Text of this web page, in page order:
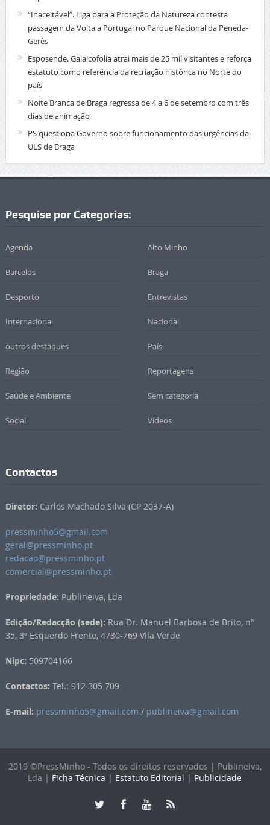
“Inaceitável”. Liga para a Proteção da Natureza contesta
passagem da Volta a Portugal no Parque Nacional da Peneda-
Gerês
Esposende. Galaicofolia atrai mais de 25 mil visitantes e reforça
estatuto como referência da recriação histórica no Norte do
país
Noite Branca de Braga regressa de 4 a 6 de setembro com três
dias de animação
PS questiona Governo sobre funcionamento das urgências da
ULS de Braga
Pesquise por Categorias:
Agenda Alto Minho
Barcelos Braga
Desporto Entrevistas
Internacional Nacional
outros destaques País
Região Reportagens
Saúde e Ambiente Sem categoria
Social Vídeos
Contactos
Diretor: Carlos Machado Silva (CP 2037-A)
pressminho5@gmail.com
geral@pressminho.pt
redacao@pressminho.pt
comercial@pressminho.pt
Propriedade: Publineiva, Lda
Edição/Redacção (sede): Rua Dr. Manuel Barbosa de Brito, nº
35, 3º Esquerdo Frente, 4730-769 Vila Verde
Nipc: 509704166
Contactos: Tel.: 912 305 709
E-mail: pressminho5@gmail.com / publineiva@gmail.com
2019 ©PressMinho - Todos os direitos reservados | Publineiva,
Lda | Ficha Técnica | Estatuto Editorial | Publicidade